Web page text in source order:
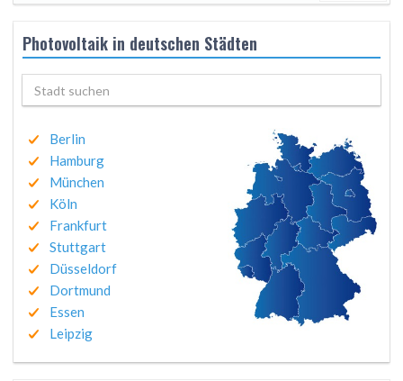
Photovoltaik in deutschen Städten
Berlin
Hamburg
München
Köln
Frankfurt
Stuttgart
Düsseldorf
Dortmund
Essen
Leipzig